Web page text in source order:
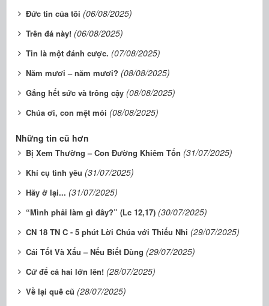
Đức tin của tôi (06/08/2025)
Trên đá này! (06/08/2025)
Tin là một đánh cược. (07/08/2025)
Năm mươi – năm mươi? (08/08/2025)
Gắng hết sức và trông cậy (08/08/2025)
Chúa ơi, con mệt mỏi (08/08/2025)
Những tin cũ hơn
Bị Xem Thường – Con Đường Khiêm Tốn (31/07/2025)
Khí cụ tình yêu (31/07/2025)
Hãy ở lại... (31/07/2025)
“Mình phải làm gì đây?” (Lc 12,17) (30/07/2025)
CN 18 TN C - 5 phút Lời Chúa với Thiếu Nhi (29/07/2025)
Cái Tốt Và Xấu – Nếu Biết Dùng (29/07/2025)
Cứ để cả hai lớn lên! (28/07/2025)
Về lại quê cũ (28/07/2025)